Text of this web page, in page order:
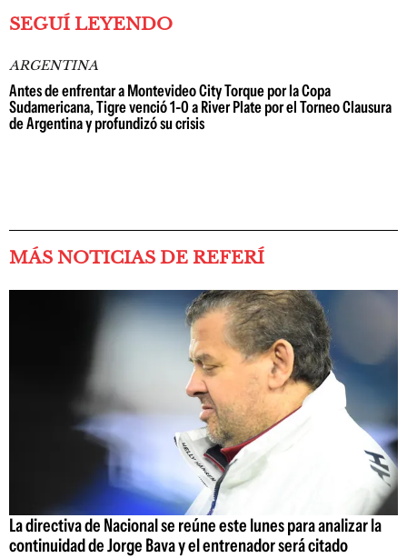
SEGUÍ LEYENDO
ARGENTINA
Antes de enfrentar a Montevideo City Torque por la Copa
Sudamericana, Tigre venció 1-0 a River Plate por el Torneo Clausura
de Argentina y profundizó su crisis
MÁS NOTICIAS DE REFERÍ
La directiva de Nacional se reúne este lunes para analizar la
continuidad de Jorge Bava y el entrenador será citado